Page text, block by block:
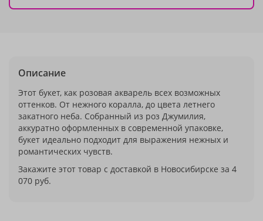
Описание
Этот букет, как розовая акварель всех возможных
оттенков. От нежного коралла, до цвета летнего
закатного неба. Собранный из роз Джумилия,
аккуратно оформленных в современной упаковке,
букет идеально подходит для выражения нежных и
романтических чувств.
Закажите этот товар с доставкой в Новосибирске за 4
070 руб.